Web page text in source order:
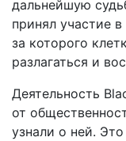
дальнейшую
принял участие
за которого
разлагаться и
Деятельность
от
узнали о ней.